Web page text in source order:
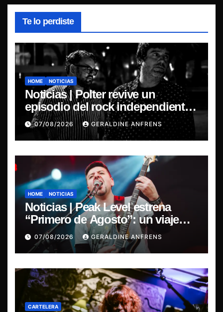
Te lo perdiste
HOME NOTICIAS
Noticias | Polter revive un
episodio del rock independiente
chileno con el lanzamiento de
“Esencial 2001–2026”
07/08/2026 GERALDINE ANFRENS
HOME NOTICIAS
Noticias | Peak Level estrena
“Primero de Agosto”: un viaje
sonoro por el duelo y la memoria.
07/08/2026 GERALDINE ANFRENS
CARTELERA